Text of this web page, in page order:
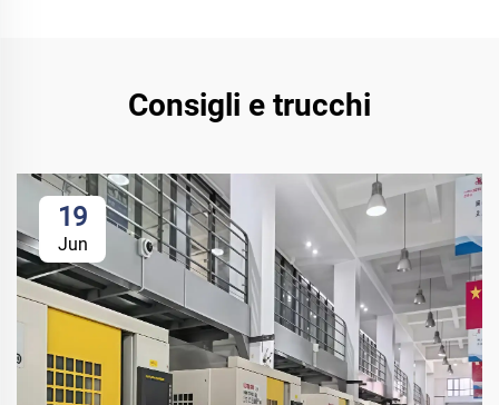
Consigli e trucchi
19
Jun